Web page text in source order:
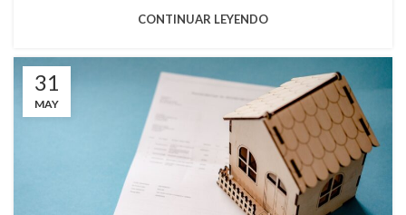
CONTINUAR LEYENDO
31
MAY